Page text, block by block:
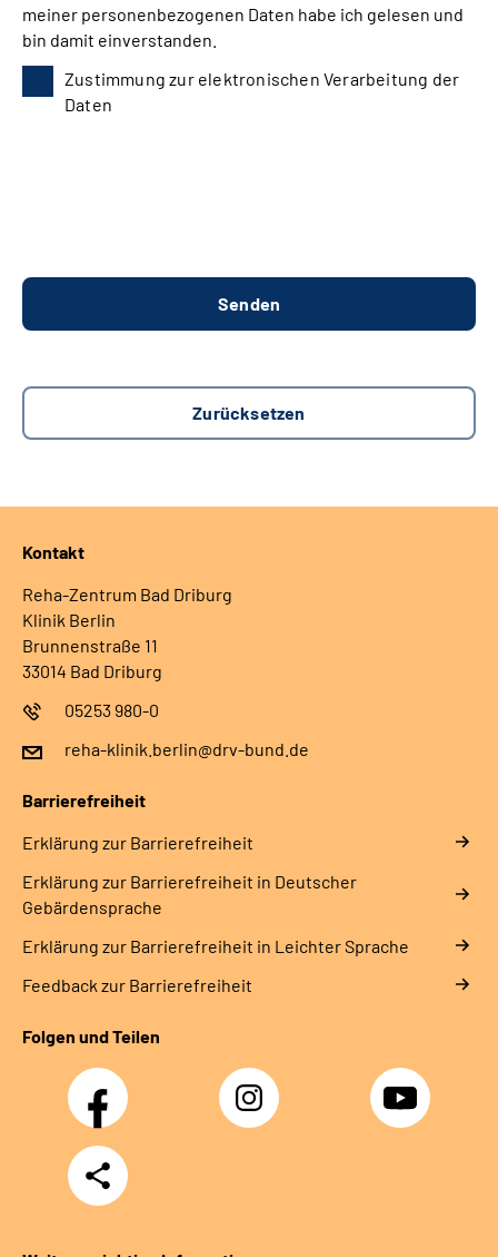
meiner personenbezogenen Daten habe ich gelesen und
bin damit einverstanden.
Zustimmung zur elektronischen Verarbeitung der
Daten
Kontakt
Reha-Zentrum Bad Driburg
Klinik Berlin
Brunnenstraße 11
33014 Bad Driburg
05253 980-0
reha-klinik.berlin@drv-bund.de
Barrierefreiheit
Erklärung zur Barrierefreiheit
Erklärung zur Barrierefreiheit in Deutscher
Gebärdensprache
Erklärung zur Barrierefreiheit in Leichter Sprache
Feedback zur Barrierefreiheit
Folgen und Teilen
Facebook Instagram YouTube
Teilen